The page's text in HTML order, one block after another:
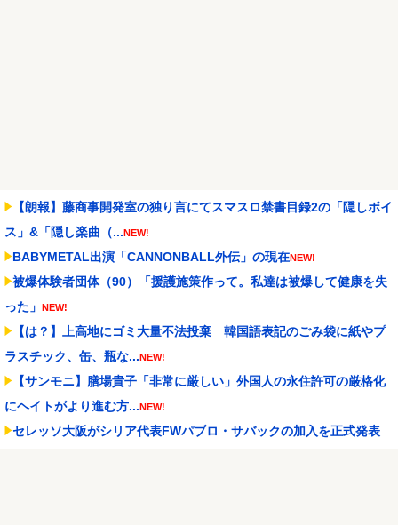
【朗報】藤商事開発室の独り言にてスマスロ禁書目録2の「隠しボイ
ス」&「隠し楽曲（...NEW!
BABYMETAL出演「CANNONBALL外伝」の現在NEW!
被爆体験者団体（90）「援護施策作って。私達は被爆して健康を失
った」 NEW!
【は？】上高地にゴミ大量不法投棄 韓国語表記のごみ袋に紙やプ
ラスチック、缶、瓶な...NEW!
【サンモニ】膳場貴子「非常に厳しい」外国人の永住許可の厳格化
にヘイトがより進む方...NEW!
セレッソ大阪がシリア代表FWパブロ・サバックの加入を正式発表